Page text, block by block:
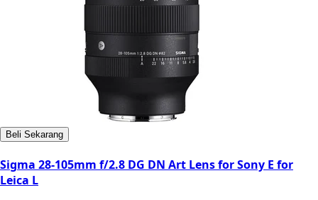
Beli Sekarang
Sigma 28-105mm f/2.8 DG DN Art Lens for Sony E for
Leica L